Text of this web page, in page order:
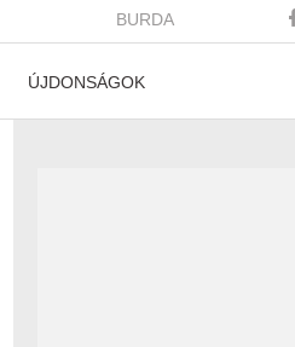
BURDA
ÚJDONSÁGOK